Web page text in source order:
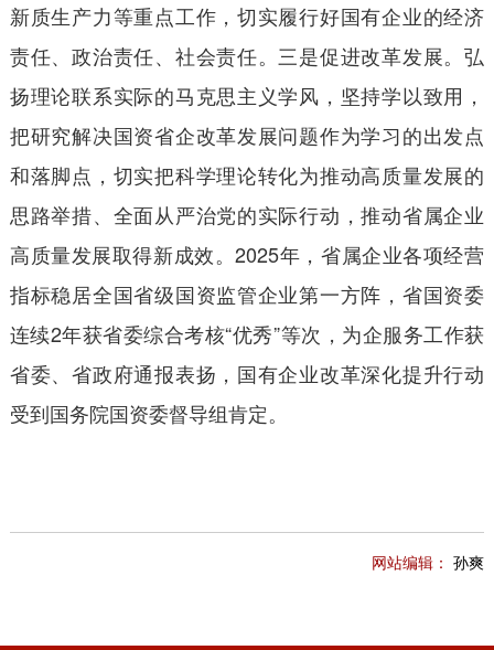
新质生产力等重点工作，切实履行好国有企业的经济
责任、政治责任、社会责任。三是促进改革发展。弘
扬理论联系实际的马克思主义学风，坚持学以致用，
把研究解决国资省企改革发展问题作为学习的出发点
和落脚点，切实把科学理论转化为推动高质量发展的
思路举措、全面从严治党的实际行动，推动省属企业
高质量发展取得新成效。2025年，省属企业各项经营
指标稳居全国省级国资监管企业第一方阵，省国资委
连续2年获省委综合考核“优秀”等次，为企服务工作获
省委、省政府通报表扬，国有企业改革深化提升行动
受到国务院国资委督导组肯定。
网站编辑： 孙爽